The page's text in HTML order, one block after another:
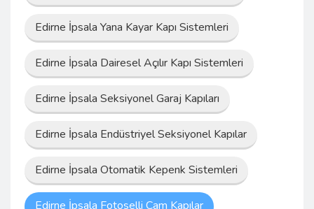
Edirne İpsala Yana Kayar Kapı Sistemleri
Edirne İpsala Dairesel Açılır Kapı Sistemleri
Edirne İpsala Seksiyonel Garaj Kapıları
Edirne İpsala Endüstriyel Seksiyonel Kapılar
Edirne İpsala Otomatik Kepenk Sistemleri
Edirne İpsala Fotoselli Cam Kapılar